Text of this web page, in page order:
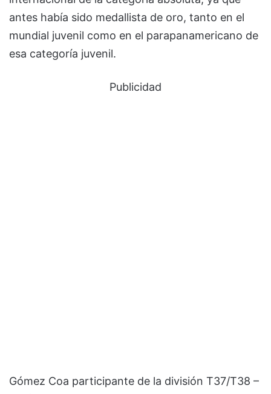
antes había sido medallista de oro, tanto en el
mundial juvenil como en el parapanamericano de
esa categoría juvenil.
Publicidad
Gómez Coa participante de la división T37/T38 –